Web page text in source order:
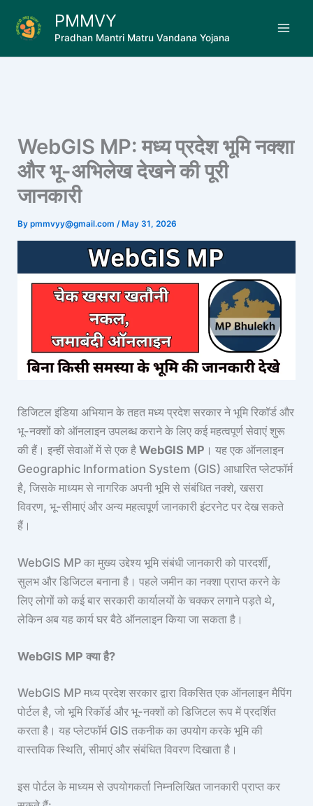
PMMVY
Pradhan Mantri Matru Vandana Yojana
WebGIS MP: मध्य प्रदेश भूमि नक्शा
और भू-अभिलेख देखने की पूरी
जानकारी
Bypmmvyy@gmail.com/ May 31, 2026
डिजिटल इंडिया अभियान के तहत मध्य प्रदेश सरकार ने भूमि रिकॉर्ड और
भू-नक्शों को ऑनलाइन उपलब्ध कराने के लिए कई महत्वपूर्ण सेवाएं शुरू
की हैं। इन्हीं सेवाओं में से एक हैWebGIS MP । यह एक ऑनलाइन
Geographic Information System (GIS) आधारित प्लेटफॉर्म
है, जिसके माध्यम से नागरिक अपनी भूमि से संबंधित नक्शे, खसरा
विवरण, भू-सीमाएं और अन्य महत्वपूर्ण जानकारी इंटरनेट पर देख सकते
हैं।
WebGIS MP का मुख्य उद्देश्य भूमि संबंधी जानकारी को पारदर्शी,
सुलभ और डिजिटल बनाना है। पहले जमीन का नक्शा प्राप्त करने के
लिए लोगों को कई बार सरकारी कार्यालयों के चक्कर लगाने पड़ते थे,
लेकिन अब यह कार्य घर बैठे ऑनलाइन किया जा सकता है।
WebGIS MP क्या है?
WebGIS MP मध्य प्रदेश सरकार द्वारा विकसित एक ऑनलाइन मैपिंग
पोर्टल है, जो भूमि रिकॉर्ड और भू-नक्शों को डिजिटल रूप में प्रदर्शित
करता है। यह प्लेटफॉर्म GIS तकनीक का उपयोग करके भूमि की
वास्तविक स्थिति, सीमाएं और संबंधित विवरण दिखाता है।
इस पोर्टल के माध्यम से उपयोगकर्ता निम्नलिखित जानकारी प्राप्त कर